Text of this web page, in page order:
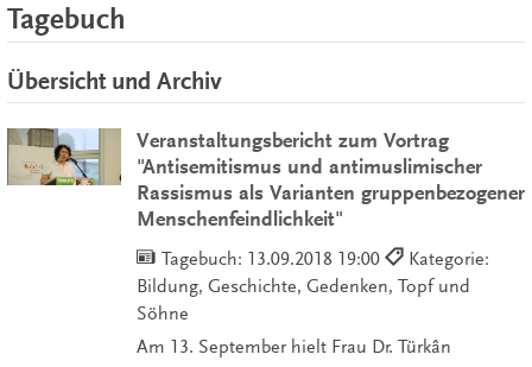
Tagebuch
Übersicht und Archiv
Veranstaltungsbericht zum Vortrag
"Antisemitismus und antimuslimischer
Rassismus als Varianten gruppenbezogener
Menschenfeindlichkeit"
Tagebuch: 13.09.2018 19:00
Kategorie:
Bildung, Geschichte, Gedenken, Topf und
Söhne
Am 13. September hielt Frau Dr. Türkân